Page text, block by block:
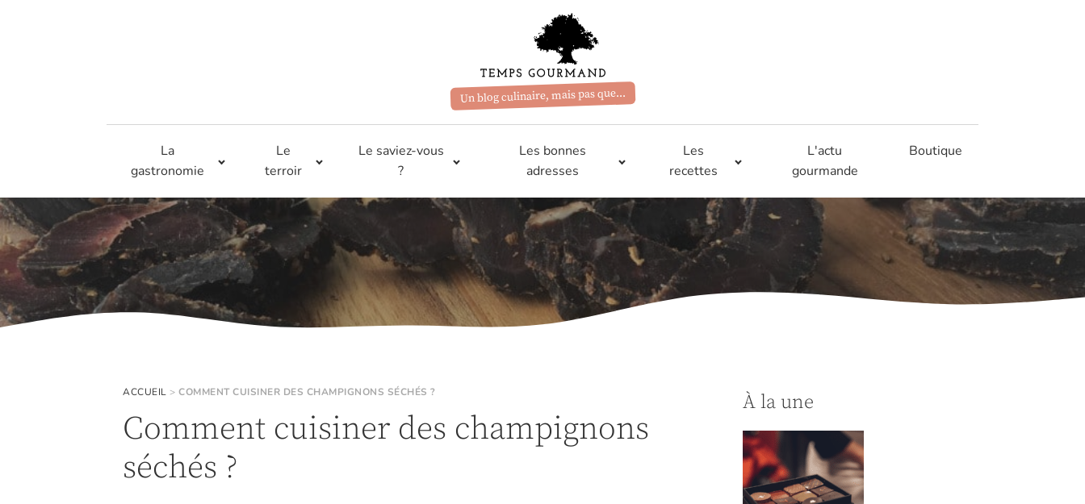
Un blog culinaire, mais pas que...
La
gastronomie
Le
terroir
Le saviez-vous
?
Les bonnes
adresses
Les
recettes
L'actu
gourmande
Boutique
ACCUEIL > COMMENT CUISINER DES CHAMPIGNONS SÉCHÉS ?
Comment cuisiner des champignons
séchés ?
À la une